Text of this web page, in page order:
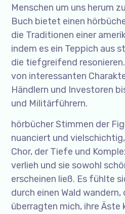
Menschen um uns herum
Buch bietet einen
die Traditionen einer
indem es ein Teppich aus
die tiefgreifend
von interessanten
Händlern und Investoren
und Militärführern.
hörbücher Stimmen der
nuanciert und
Chor, der Tiefe und
verlieh und sie sowohl
erscheinen ließ. Es fühlte
durch einen Wald wandern,
überragten mich, ihre Äste